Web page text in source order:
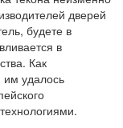
дверей
будете в
в
Как
удалось